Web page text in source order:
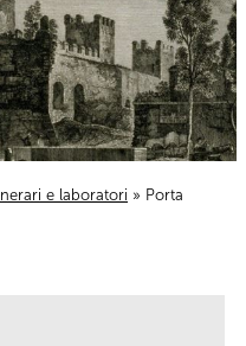
e laboratori » Porta